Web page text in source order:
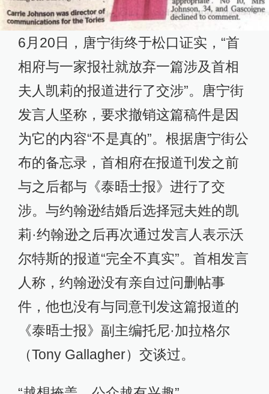
6月20日，唐宁街终于松口证实，“首
相府与一家报社就放弃一篇涉及首相
夫人凯莉的报道进行了交涉”。唐宁街
发言人坚称，要求撤销这篇稿件是因
为它的内容“不是真的”。根据唐宁街公
布的备忘录，首相府在报道刊发之前
与之后都与《泰晤士报》进行了交
涉。与约翰逊结婚后选择冠夫姓的凯
莉·约翰逊之后再次通过发言人表示沃
尔特斯的报道“完全不真实”。首相发言
人称，约翰逊没有亲自过问删帖事
件，他也没有与同意刊发这篇报道的
《泰晤士报》副主编托尼·加拉格尔
（Tony Gallagher）交谈过。